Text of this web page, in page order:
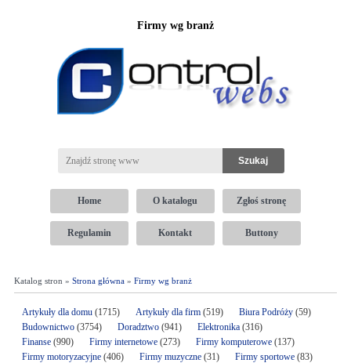
Firmy wg branż
Home O katalogu Zgłoś stronę
Regulamin Kontakt Buttony
Katalog stron » Strona główna» Firmy wg branż
Artykuły dla domu(1715) Artykuły dla firm(519) Biura Podróży(59)
Budownictwo(3754) Doradztwo(941) Elektronika (316)
Finanse(990) Firmy internetowe (273) Firmy komputerowe(137)
Firmy motoryzacyjne(406) Firmy muzyczne(31) Firmy sportowe(83)